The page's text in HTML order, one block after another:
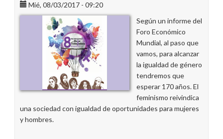
la
Mujer
en
Andalucía
Mié, 08/03/2017 - 09:20
Según un informe del
Foro Económico
Mundial, al paso que
vamos, para alcanzar
la igualdad de género
tendremos que
esperar 170 años. El
feminismo reivindica
una sociedad con igualdad de oportunidades para mujeres
y hombres.